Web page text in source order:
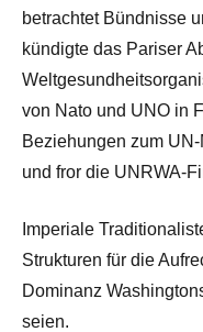
betrachtet Bündnisse
kündigte das Pariser
von Nato und UNO in
Beziehungen zum
und fror die UNRWA-
Imperiale
Strukturen für die
Dominanz
seien.